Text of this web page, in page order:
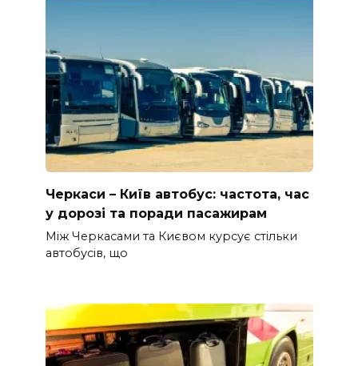
Черкаси – Київ автобус: частота, час
у дорозі та поради пасажирам
Між Черкасами та Києвом курсує стільки
автобусів, що